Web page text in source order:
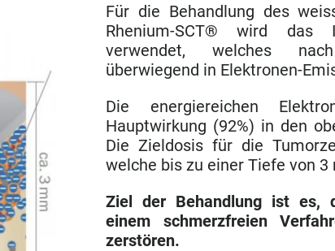
Für die Behandlung des
Rhenium-SCT® wird das
verwendet, welches
überwiegend in Elektronen-
Die energiereichen
Hauptwirkung (92%) in den
Die Zieldosis für die
welche bis zu einer Tiefe von
Ziel der Behandlung ist es,
einem schmerzfreien
zerstören.